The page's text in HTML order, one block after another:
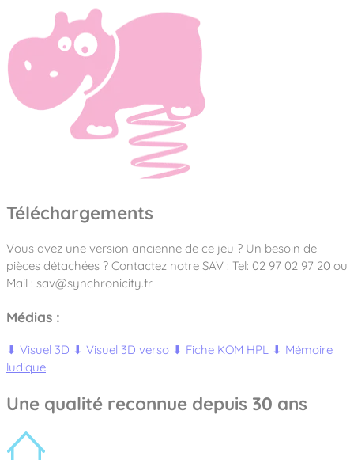
Téléchargements
Vous avez une version ancienne de ce jeu ? Un besoin de
pièces détachées ? Contactez notre SAV : Tel: 02 97 02 97 20 ou
Mail : sav@synchronicity.fr
Médias :
⬇ Visuel 3D ⬇ Visuel 3D verso ⬇ Fiche KOM HPL ⬇ Mémoire
ludique
Une qualité reconnue depuis 30 ans